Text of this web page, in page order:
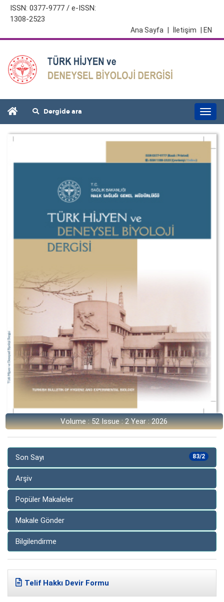
ISSN: 0377-9777 / e-ISSN:
1308-2523
| EN
İletişim
Ana Sayfa
Dergide ara
Volume : 52 Issue : 2 Year : 2026
83/2
Son Sayı
Arşiv
Popüler Makaleler
Makale Gönder
Bilgilendirme
Telif Hakkı Devir Formu